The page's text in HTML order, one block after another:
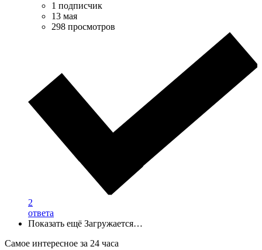
1 подписчик
13 мая
298 просмотров
2
ответа
Показать ещё Загружается…
Самое интересное за 24 часа